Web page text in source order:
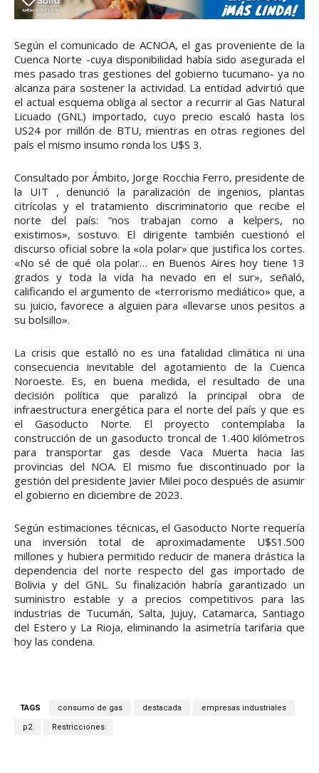
Según el comunicado de ACNOA, el gas proveniente de la
Cuenca Norte -cuya disponibilidad había sido asegurada el
mes pasado tras gestiones del gobierno tucumano- ya no
alcanza para sostener la actividad. La entidad advirtió que
el actual esquema obliga al sector a recurrir al Gas Natural
Licuado (GNL) importado, cuyo precio escaló hasta los
US24 por millón de BTU, mientras en otras regiones del
país el mismo insumo ronda los U$S 3.
Consultado por Ámbito, Jorge Rocchia Ferro, presidente de
la UIT , denunció la paralización de ingenios, plantas
citrícolas y el tratamiento discriminatorio que recibe el
norte del país: “nos trabajan como a kelpers, no
existimos», sostuvo. El dirigente también cuestionó el
discurso oficial sobre la «ola polar» que justifica los cortes.
«No sé de qué ola polar… en Buenos Aires hoy tiene 13
grados y toda la vida ha nevado en el sur», señaló,
calificando el argumento de «terrorismo mediático» que, a
su juicio, favorece a alguien para «llevarse unos pesitos a
su bolsillo».
La crisis que estalló no es una fatalidad climática ni una
consecuencia inevitable del agotamiento de la Cuenca
Noroeste. Es, en buena medida, el resultado de una
decisión política que paralizó la principal obra de
infraestructura energética para el norte del país y que es
el Gasoducto Norte. El proyecto contemplaba la
construcción de un gasoducto troncal de 1.400 kilómetros
para transportar gas desde Vaca Muerta hacia las
provincias del NOA. El mismo fue discontinuado por la
gestión del presidente Javier Milei poco después de asumir
el gobierno en diciembre de 2023.
Según estimaciones técnicas, el Gasoducto Norte requería
una inversión total de aproximadamente U$S1.500
millones y hubiera permitido reducir de manera drástica la
dependencia del norte respecto del gas importado de
Bolivia y del GNL. Su finalización habría garantizado un
suministro estable y a precios competitivos para las
industrias de Tucumán, Salta, Jujuy, Catamarca, Santiago
del Estero y La Rioja, eliminando la asimetría tarifaria que
hoy las condena.
TAGS consumo de gas destacada empresas industriales
p2 Restricciones